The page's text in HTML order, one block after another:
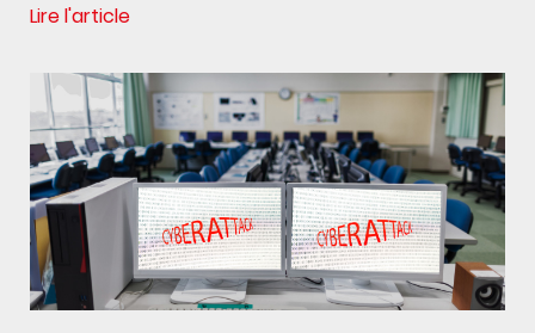
Lire l'article